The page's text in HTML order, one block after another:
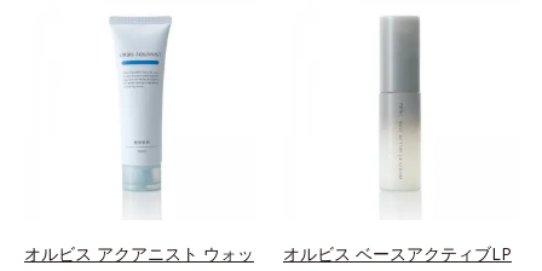
望の敏感肌用保湿スキンケアライン
「オルビス アクアニスト」。乾燥
敏感スランプの原因にアプローチす
る持続型トリプルアミノ酸(*4)を配
異物として排出されにくく、肌にと
どまってうるおいを蓄えてくれま
す。刺激を受けやすくなった角層を
うるおいで満たし、脱・敏感肌を目
指します。無油分・無着色・無香
望の敏感肌用保湿スキンケアライン
る持続型トリプルアミノ酸(*4)を配
合。もともと体内にあるアミノ酸は
異物として排出されにくく、肌にと
どまってうるおいを蓄えてくれま
す。刺激を受けやすくなった角層を
指します。無油分・無着色・無香
オルビス アクアニスト ウォッ
オルビス ベースアクティブLP